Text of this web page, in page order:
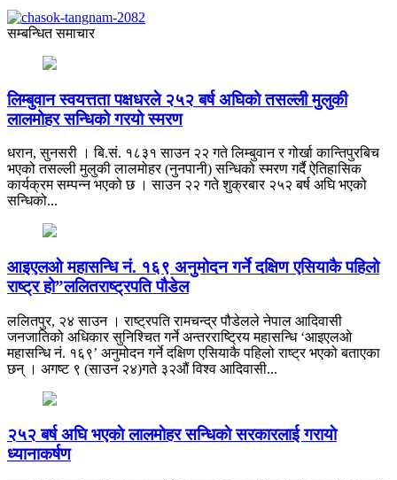
सम्बन्धित समाचार
लिम्बुवान स्वयत्तता पक्षधरले २५२ बर्ष अघिको तसल्ली मुलुकी
लालमोहर सन्धिको गरयो स्मरण
धरान, सुनसरी । बि.सं. १८३१ साउन २२ गते लिम्बुवान र गोर्खा कान्तिपुरबिच
भएको तसल्ली मुलुकी लालमोहर (नुनपानी) सन्धिको स्मरण गर्दै ऐतिहासिक
कार्यक्रम सम्पन्न भएको छ । साउन २२ गते शुक्रबार २५२ बर्ष अघि भएको
सन्धिको...
आइएलओ महासन्धि नं. १६९ अनुमोदन गर्ने दक्षिण एसियाकै पहिलो
राष्ट्र हो”ललितराष्ट्रपति पौडेल
ललितपुर, २४ साउन । राष्ट्रपति रामचन्द्र पौडेलले नेपाल आदिवासी
जनजातिको अधिकार सुनिश्चित गर्ने अन्तरराष्ट्रिय महासन्धि ‘आइएलओ
महासन्धि नं. १६९’ अनुमोदन गर्ने दक्षिण एसियाकै पहिलो राष्ट्र भएको बताएका
छन् । अगष्ट ९ (साउन २४)गते ३२औं विश्व आदिवासी...
२५२ बर्ष अघि भएकाे लालमाेहर सन्धिकाे सरकारलाई गरायाे
ध्यानाकर्षण